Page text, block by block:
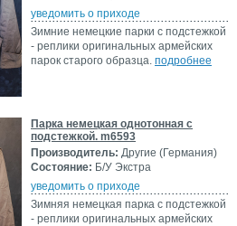
уведомить о приходе
Зимние немецкие парки с подстежкой
- реплики оригинальных армейских
парок старого образца. подробнее
Парка немецкая однотонная с
подстежкой. m6593
Производитель: Другие (Германия)
Состояние: Б/У Экстра
уведомить о приходе
Зимняя немецкая парка с подстежкой
- реплики оригинальных армейских